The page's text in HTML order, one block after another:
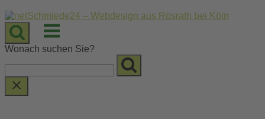
Skip
to
content
Menu
Wonach suchen Sie?